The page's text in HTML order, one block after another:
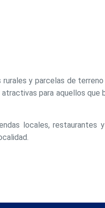
y parcelas de
para aquellos que
locales, restaurantes
y